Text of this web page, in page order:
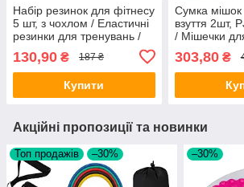
Набір резинок для фітнесу
5 шт, з чохлом / Еластичні
резинки для тренувань /
130,90 ₴ 187 ₴
Купити
Сумка мішок
взуття 2шт,
/ Мішечки
резинці
303,80₴
Акційні пропозиції та новинки
Топ продажів –30% –30%